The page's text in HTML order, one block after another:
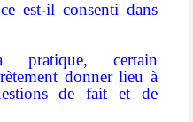
est-il consenti dans
pratique, certain
donner lieu à
de fait et de